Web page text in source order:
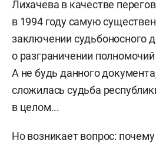
Лихачева в качестве
в 1994 году самую
заключении судьбоносного
о разграничении
А не будь данного
сложилась судьба
в целом...
Но возникает вопрос: